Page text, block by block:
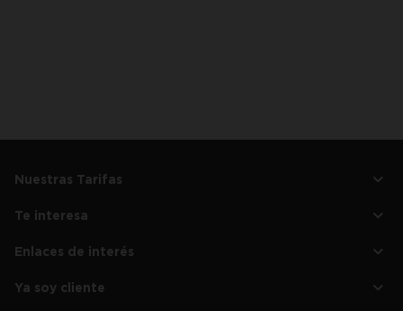
Nuestras Tarifas
Tarifa de GAS
Tarifa de LUZ segunda Vivienda
Te interesa
Compara tu factura de luz
Enlaces de interés
Contacta con Nosotros
Ya soy cliente